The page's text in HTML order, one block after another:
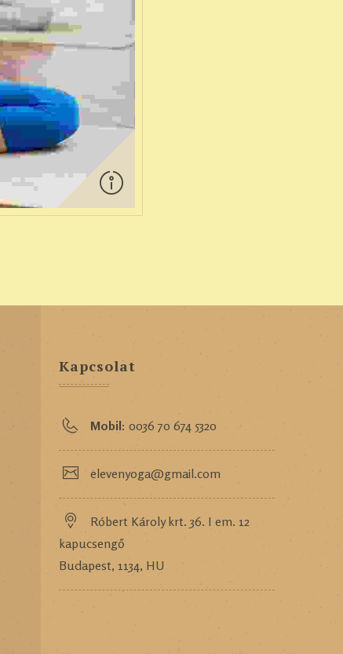
Kapcsolat
Mobil: 0036 70 674 5320
elevenyoga@gmail.com
Róbert Károly krt. 36. I em. 12
kapucsengő
Budapest, 1134, HU